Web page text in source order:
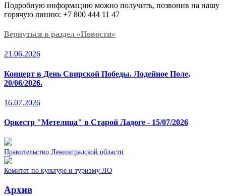
Подробную информацию можно получить, позвонив на нашу
горячую линию: +7 800 444 11 47
Вернуться в раздел «Новости»
21.06.2026
Концерт в День Свирской Победы. Лодейное Поле,
20/06/2026.
16.07.2026
Оркестр "Метелица" в Старой Ладоге - 15/07/2026
Правительство Ленинградской области
Комитет по культуре и туризму ЛО
Архив